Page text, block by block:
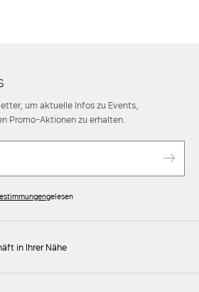
um aktuelle Infos zu Events,
Promo-Aktionen zu erhalten.
gelesen
in Ihrer Nähe